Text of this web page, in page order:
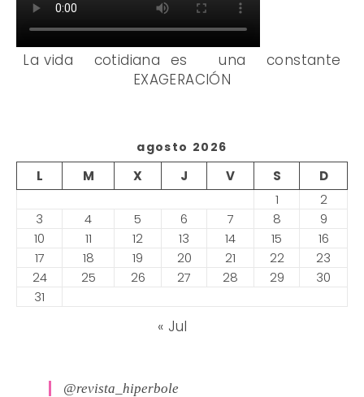
La vida cotidiana es una constante
EXAGERACIÓN
agosto 2026
L M X J V S
D
1
2
3
4 5 6 7 8
9
10
11 12 13 14 15
16
17
18 19 20 21 22
23
24
25 26 27 28 29
30
31
« Jul
@revista_hiperbole